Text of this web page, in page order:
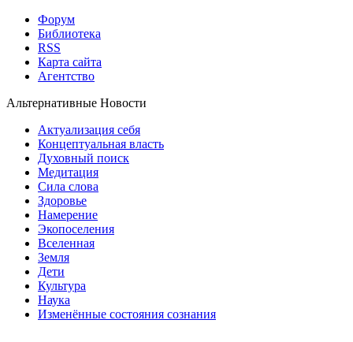
Форум
Библиотека
RSS
Карта сайта
Агентство
Альтернативные Новости
Актуализация себя
Концептуальная власть
Духовный поиск
Медитация
Сила слова
Здоровье
Намерение
Экопоселения
Вселенная
Земля
Дети
Культура
Наука
Изменённые состояния сознания